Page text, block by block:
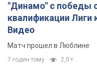
"Динамо" с победы
квалификации Лиги
Видео
Матч прошел в Люблине
7 годин тому 2,0 т.